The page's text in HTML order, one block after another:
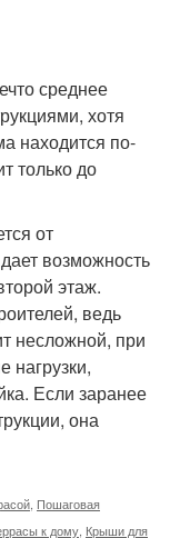
среднее
хотя
находится по-
только до
от
возможность
этаж.
ведь
несложной, при
нагрузки,
Если заранее
она
Пошаговая
к дому Крыши для